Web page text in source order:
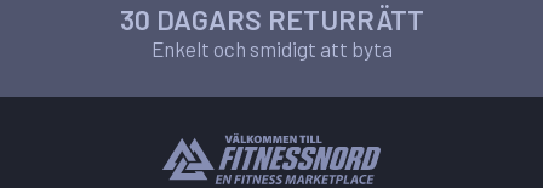
30 DAGARS RETURRÄTT
Enkelt och smidigt att byta